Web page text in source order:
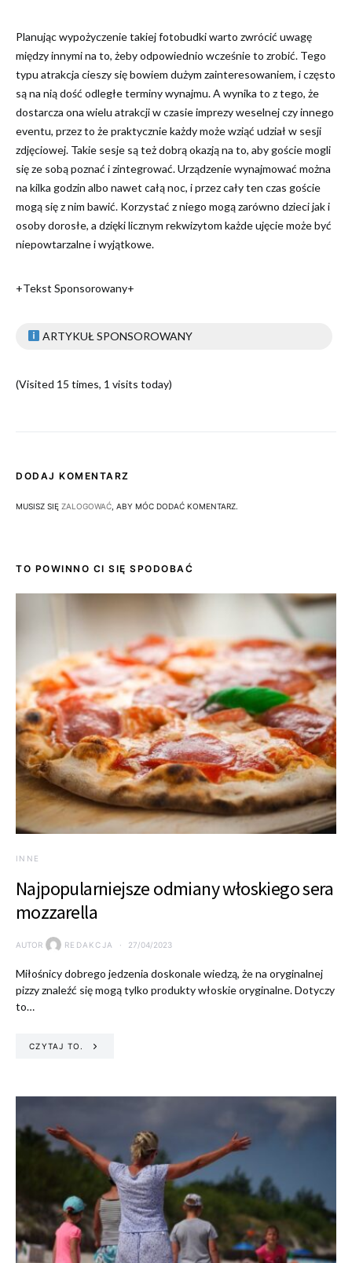
Planując wypożyczenie takiej fotobudki warto zwrócić uwagę
między innymi na to, żeby odpowiednio wcześnie to zrobić. Tego
typu atrakcja cieszy się bowiem dużym zainteresowaniem, i często
są na nią dość odległe terminy wynajmu. A wynika to z tego, że
dostarcza ona wielu atrakcji w czasie imprezy weselnej czy innego
eventu, przez to że praktycznie każdy może wziąć udział w sesji
zdjęciowej. Takie sesje są też dobrą okazją na to, aby goście mogli
się ze sobą poznać i zintegrować. Urządzenie wynajmować można
na kilka godzin albo nawet całą noc, i przez cały ten czas goście
mogą się z nim bawić. Korzystać z niego mogą zarówno dzieci jak i
osoby dorosłe, a dzięki licznym rekwizytom każde ujęcie może być
niepowtarzalne i wyjątkowe.
+Tekst Sponsorowany+
ARTYKUŁ SPONSOROWANY
(Visited 15 times, 1 visits today)
DODAJ KOMENTARZ
MUSISZ SIĘ ZALOGOWAĆ , ABY MÓC DODAĆ KOMENTARZ.
TO POWINNO CI SIĘ SPODOBAĆ
INNE
Najpopularniejsze odmiany włoskiego sera
mozzarella
AUTOR REDAKCJA 27/04/2023
Miłośnicy dobrego jedzenia doskonale wiedzą, że na oryginalnej
pizzy znaleźć się mogą tylko produkty włoskie oryginalne. Dotyczy
to…
CZYTAJ TO.